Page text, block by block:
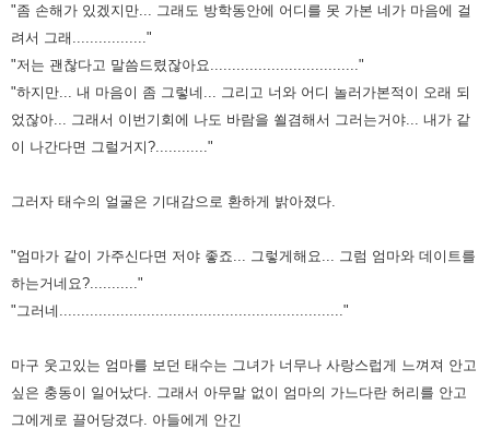
"좀 손해가 있겠지만... 그래도 방학동안에 어디를 못 가본 네가 마음에 걸
려서 그래................."
"저는 괜찮다고 말씀드렸잖아요.................................."
"하지만... 내 마음이 좀 그렇네... 그리고 너와 어디 놀러가본적이 오래 되
었잖아... 그래서 이번기회에 나도 바람을 쐴겸해서 그러는거야... 내가 같
이 나간다면 그럴거지?............"
그러자 태수의 얼굴은 기대감으로 환하게 밝아졌다.
"엄마가 같이 가주신다면 저야 좋죠... 그렇게해요... 그럼 엄마와 데이트를
하는거네요?..........."
"그러네................................................................."
마구 웃고있는 엄마를 보던 태수는 그녀가 너무나 사랑스럽게 느껴져 안고
싶은 충동이 일어났다. 그래서 아무말 없이 엄마의 가느다란 허리를 안고
그에게로 끌어당겼다. 아들에게 안긴